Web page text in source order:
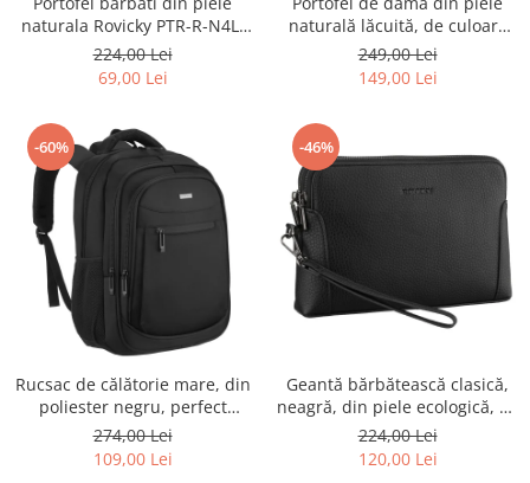
naturala Rovicky PTR-R-N4L-
GAT-8922 B+B
224,00 Lei
69,00 Lei
naturală lăcuită, de culoare
bej, cu închidere cu capsă -
Peterson
249,00 Lei
149,00 Lei
-60%
Rucsac de călătorie mare, din
poliester negru, perfect
pentru bagajul de mână -
Rovicky PTR-R-BHX-05-1020
274,00 Lei
109,00 Lei
-46%
Geantă bărbătească clasică,
neagră, din piele ecologică, cu
fermoar - Rovicky PTR-R-SDR-
01-1631 BLACK
224,00 Lei
120,00 Lei